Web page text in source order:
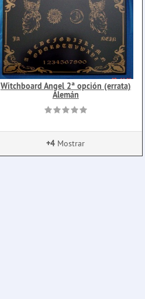
Witchboard Angel 2ª opción (errata)
Alemán
+4 Mostrar